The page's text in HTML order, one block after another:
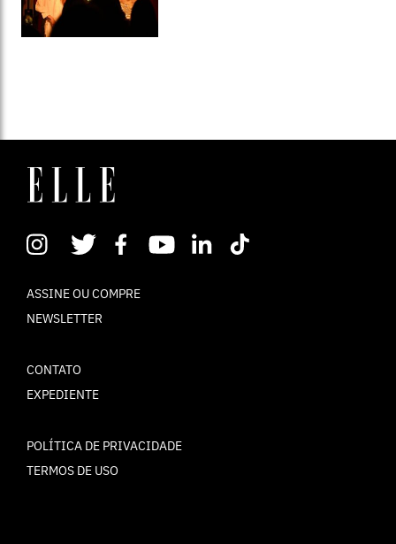
ASSINE OU COMPRE
NEWSLETTER
CONTATO
EXPEDIENTE
POLÍTICA DE PRIVACIDADE
TERMOS DE USO